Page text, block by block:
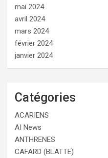
mai 2024
avril 2024
mars 2024
février 2024
janvier 2024
Catégories
ACARIENS
AI News
ANTHRENES
CAFARD (BLATTE)